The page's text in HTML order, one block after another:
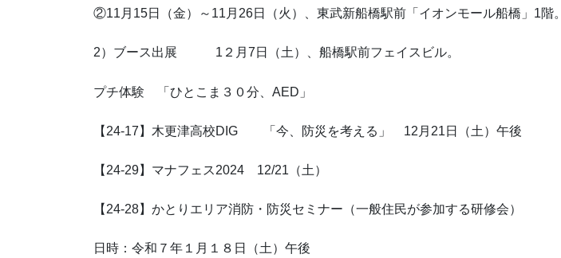
②11月15日（金）～11月26日（火）、東武新船橋駅前「イオンモール船橋」1階。
2）ブース出展 1２月7日（土）、船橋駅前フェイスビル。
プチ体験 「ひとこま３０分、AED」
【24-17】木更津高校DIG 「今、防災を考える」 12月21日（土）午後
【24-29】マナフェス2024 12/21（土）
【24-28】かとりエリア消防・防災セミナー（一般住民が参加する研修会）
日時：令和７年１月１８日（土）午後